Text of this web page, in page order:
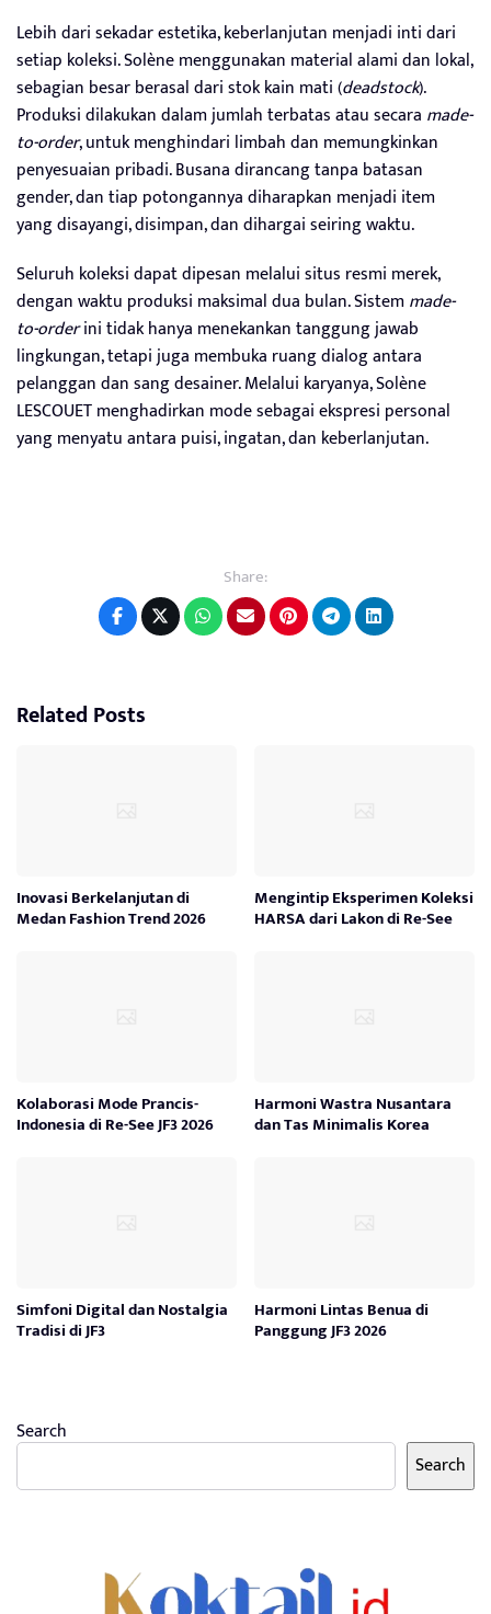
Lebih dari sekadar estetika, keberlanjutan menjadi inti dari
setiap koleksi. Solène menggunakan material alami dan lokal,
sebagian besar berasal dari stok kain mati (deadstock).
Produksi dilakukan dalam jumlah terbatas atau secara made-
to-order, untuk menghindari limbah dan memungkinkan
penyesuaian pribadi. Busana dirancang tanpa batasan
gender, dan tiap potongannya diharapkan menjadi item
yang disayangi, disimpan, dan dihargai seiring waktu.
Seluruh koleksi dapat dipesan melalui situs resmi merek,
dengan waktu produksi maksimal dua bulan. Sistemmade-
to-orderini tidak hanya menekankan tanggung jawab
lingkungan, tetapi juga membuka ruang dialog antara
pelanggan dan sang desainer. Melalui karyanya, Solène
LESCOUET menghadirkan mode sebagai ekspresi personal
yang menyatu antara puisi, ingatan, dan keberlanjutan.
Share:
Related Posts
Inovasi Berkelanjutan di
Medan Fashion Trend 2026
Mengintip Eksperimen Koleksi
HARSA dari Lakon di Re-See
Kolaborasi Mode Prancis-
Indonesia di Re-See JF3 2026
Harmoni Wastra Nusantara
dan Tas Minimalis Korea
Simfoni Digital dan Nostalgia
Tradisi di JF3
Harmoni Lintas Benua di
Panggung JF3 2026
Search
Search